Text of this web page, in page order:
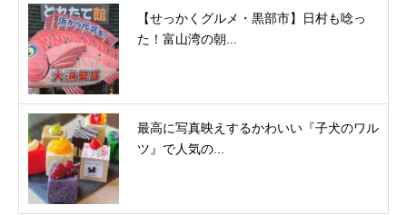
【せっかくグルメ・黒部市】日村も唸っ
た！富山湾の朝...
最高に写真映えするかわいい『子犬のワル
ツ』で人気の...